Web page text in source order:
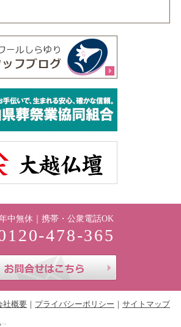
中無休｜携帯・公衆電話OK
478-365
社概要 プライバシーポリシー サイトマップ